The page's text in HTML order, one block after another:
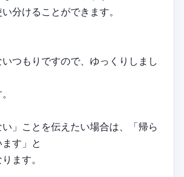
分けることができます。
いつもりですので、ゆっくりしまし
い」ことを伝えたい場合は、「帰ら
す」と
ます。